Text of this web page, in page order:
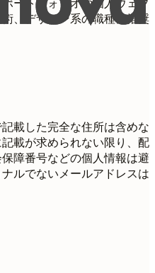
ートフォリオや個人ウェブ
、デザイン系の職種に推奨
載した完全な住所は含めな
載が求められない限り、配
障番号などの個人情報は避
ルでないメールアドレスは